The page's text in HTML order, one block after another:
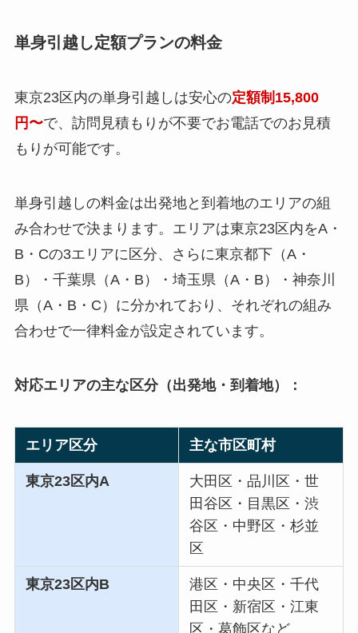
単身引越し定額プランの料金
東京23区内の単身引越しは安心の定額制15,800
円〜で、訪問見積もりが不要でお電話でのお見積
もりが可能です。
単身引越しの料金は出発地と到着地のエリアの組
み合わせで決まります。エリアは東京23区内をA・
B・Cの3エリアに区分、さらに東京都下（A・
B）・千葉県（A・B）・埼玉県（A・B）・神奈川
県（A・B・C）に分かれており、それぞれの組み
合わせで一律料金が設定されています。
対応エリアの主な区分（出発地・到着地）：
エリア区分 主な市区町村
東京23区内A
大田区・品川区・世
田谷区・目黒区・渋
谷区・中野区・杉並
区
東京23区内B
港区・中央区・千代
田区・新宿区・江東
区・葛飾区など